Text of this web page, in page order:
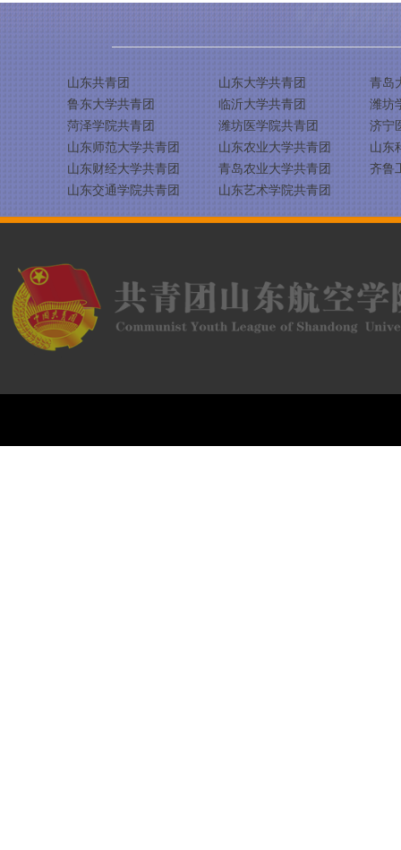
山东共青团 山东大学共青团
青岛
鲁东大学共青团
临沂大学共青团
潍坊
菏泽学院共青团
潍坊医学院共青团
济宁
山东师范大学共青团
山东农业大学共青团
山东
山东财经大学共青团
青岛农业大学共青团
齐鲁
山东交通学院共青团
山东艺术学院共青团